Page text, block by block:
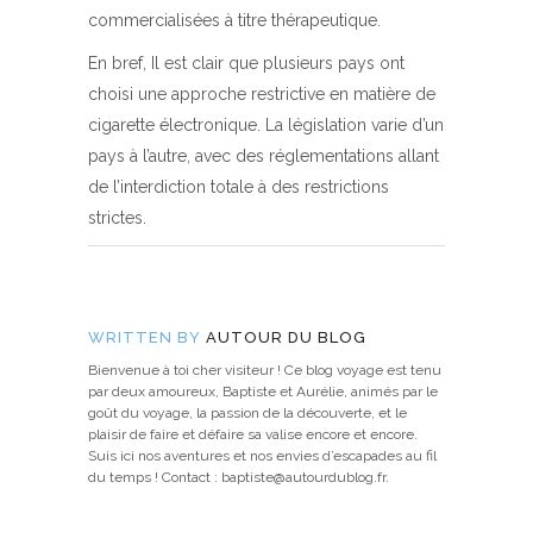
commercialisées à titre thérapeutique.
En bref, Il est clair que plusieurs pays ont
choisi une approche restrictive en matière de
cigarette électronique. La législation varie d’un
pays à l’autre, avec des réglementations allant
de l’interdiction totale à des restrictions
strictes.
WRITTEN BY AUTOUR DU BLOG
Bienvenue à toi cher visiteur ! Ce blog voyage est tenu
par deux amoureux, Baptiste et Aurélie, animés par le
goût du voyage, la passion de la découverte, et le
plaisir de faire et défaire sa valise encore et encore.
Suis ici nos aventures et nos envies d’escapades au fil
du temps ! Contact : baptiste@autourdublog.fr.